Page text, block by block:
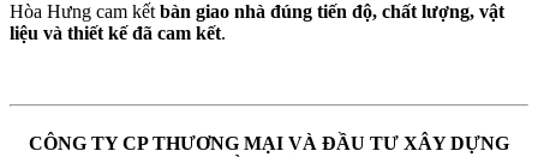
Hòa Hưng cam kếtbàn giao nhà đúng tiến độ, chất lượng, vật
liệu và thiết kế đã cam kết.
CÔNG TY CP THƯƠNG MẠI VÀ ĐẦU TƯ XÂY DỰNG